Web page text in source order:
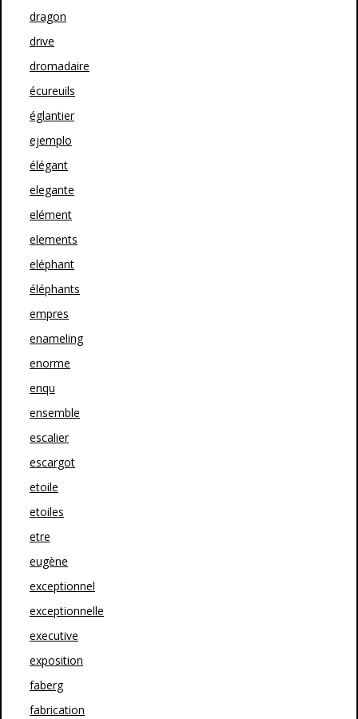
dragon
drive
dromadaire
écureuils
églantier
ejemplo
élégant
elegante
elément
elements
eléphant
éléphants
empres
enameling
enorme
enqu
ensemble
escalier
escargot
etoile
etoiles
etre
eugène
exceptionnel
exceptionnelle
executive
exposition
faberg
fabrication